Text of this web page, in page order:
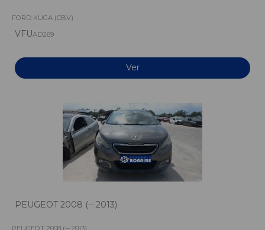
FORD KUGA (CBV)
VFUAD269
Ver
PEUGEOT 2008 (--.2013)
PEUGEOT 2008 (--.2013)